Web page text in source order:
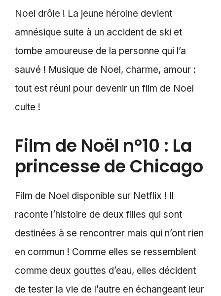
Noel drôle ! La jeune héroine devient
amnésique suite à un accident de ski et
tombe amoureuse de la personne qui l’a
sauvé ! Musique de Noel, charme, amour :
tout est réuni pour devenir un film de Noel
culte !
Film de Noël n°10 : La
princesse de Chicago
Film de Noel disponible sur Netflix ! Il
raconte l’histoire de deux filles qui sont
destinées à se rencontrer mais qui n’ont rien
en commun ! Comme elles se ressemblent
comme deux gouttes d’eau, elles décident
de tester la vie de l’autre en échangeant leur